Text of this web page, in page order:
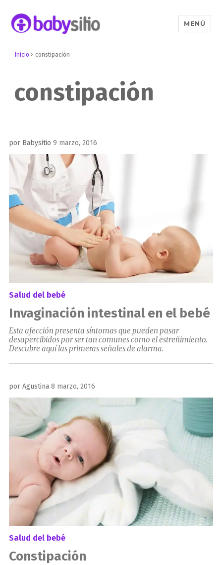
MENÚ
Inicio >constipación
constipación
por Babysitio Publicado
9 marzo, 2016
Salud del bebé
Invaginación intestinal en el bebé
Esta afección presenta síntomas que pueden pasar
desapercibidos por ser tan comunes como el estreñimiento.
Descubre aquí las primeras señales de alarma.
por Agustina Publicado
el
8 marzo, 2016
Salud del bebé
Constipación